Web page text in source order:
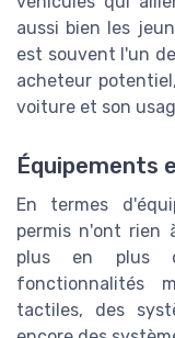
aussi bien les
est souvent l'un
acheteur
voiture et son
Équipements
En termes
permis n'ont rien
plus en plus
fonctionnalités
tactiles, des